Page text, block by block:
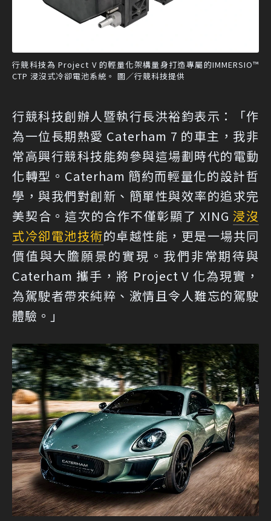
行競科技為 Project V 的輕量化架構量身打造專屬的IMMERSIO™
CTP 浸沒式冷卻電池系統。 圖／行競科技提供
行競科技創辦人暨執行長洪裕鈞表示：「作
為一位長期熱愛 Caterham 7 的車主，我非
常高興行競科技能夠參與這場劃時代的電動
化轉型。Caterham 簡約而輕量化的設計哲
學，與我們對創新、簡單性與效率的追求完
美契合。這次的合作不僅彰顯了 XING浸沒
式冷卻電池技術的卓越性能，更是一場共同
價值與大膽願景的實現。我們非常期待與
Caterham 攜手，將 Project V 化為現實，
為駕駛者帶來純粹、激情且令人難忘的駕駛
體驗。」